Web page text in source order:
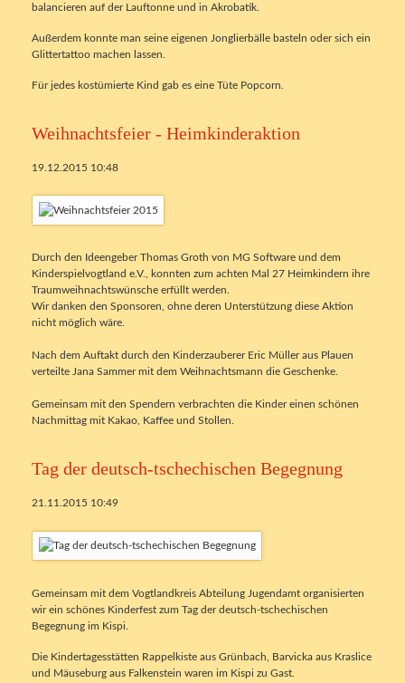
balancieren auf der Lauftonne und in Akrobatik.
Außerdem konnte man seine eigenen Jonglierbälle basteln oder sich ein
Glittertattoo machen lassen.
Für jedes kostümierte Kind gab es eine Tüte Popcorn.
Weihnachtsfeier - Heimkinderaktion
19.12.2015 10:48
Durch den Ideengeber Thomas Groth von MG Software und dem
Kinderspielvogtland e.V., konnten zum achten Mal 27 Heimkindern ihre
Traumweihnachtswünsche erfüllt werden.
Wir danken den Sponsoren, ohne deren Unterstützung diese Aktion
nicht möglich wäre.
Nach dem Auftakt durch den Kinderzauberer Eric Müller aus Plauen
verteilte Jana Sammer mit dem Weihnachtsmann die Geschenke.
Gemeinsam mit den Spendern verbrachten die Kinder einen schönen
Nachmittag mit Kakao, Kaffee und Stollen.
Tag der deutsch-tschechischen Begegnung
21.11.2015 10:49
Gemeinsam mit dem Vogtlandkreis Abteilung Jugendamt organisierten
wir ein schönes Kinderfest zum Tag der deutsch-tschechischen
Begegnung im Kispi.
Die Kindertagesstätten Rappelkiste aus Grünbach, Barvicka aus Kraslice
und Mäuseburg aus Falkenstein waren im Kispi zu Gast.